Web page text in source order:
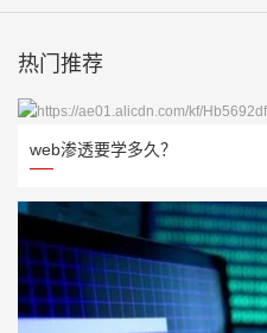
热门推荐
web渗透要学多久？